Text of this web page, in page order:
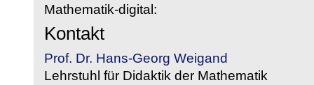
Mathematik-digital:
Kontakt
Prof. Dr. Hans-Georg Weigand
Lehrstuhl für Didaktik der Mathematik